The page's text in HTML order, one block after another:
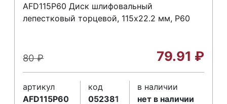
AFD115P60 Диск шлифовальный
лепестковый торцевой, 115х22.2 мм, Р60
80₽ 79.91 ₽
артикул
AFD115P60
код
052381
в наличии
нет в наличии